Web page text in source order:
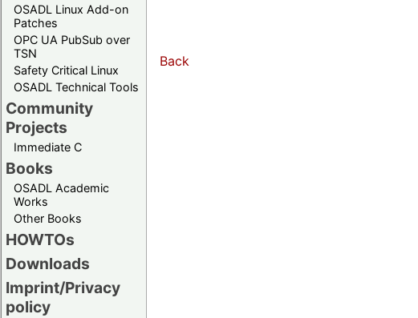
OSADL Linux Add-on
Patches
OPC UA PubSub over
TSN
Safety Critical Linux
OSADL Technical Tools
Community
Projects
Immediate C
Books
OSADL Academic
Works
Other Books
HOWTOs
Downloads
Imprint/Privacy
policy
Back